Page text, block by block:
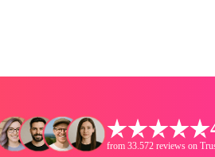
from 33.572 reviews on